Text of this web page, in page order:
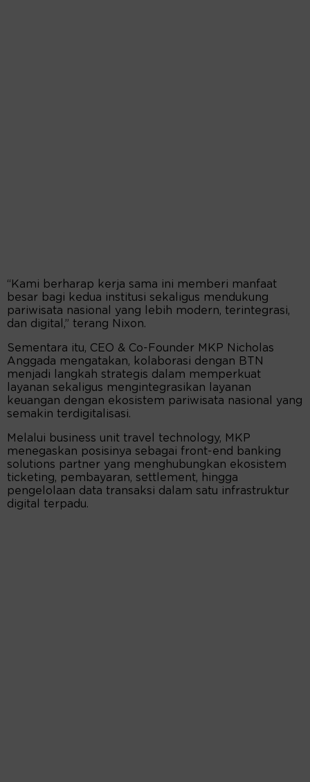
“Kami berharap kerja sama ini memberi manfaat
besar bagi kedua institusi sekaligus mendukung
pariwisata nasional yang lebih modern, terintegrasi,
dan digital,” terang Nixon.
Sementara itu, CEO & Co-Founder MKP Nicholas
Anggada mengatakan, kolaborasi dengan BTN
menjadi langkah strategis dalam memperkuat
layanan sekaligus mengintegrasikan layanan
keuangan dengan ekosistem pariwisata nasional yang
semakin terdigitalisasi.
Melalui business unit travel technology, MKP
menegaskan posisinya sebagai front-end banking
solutions partner yang menghubungkan ekosistem
ticketing, pembayaran, settlement, hingga
pengelolaan data transaksi dalam satu infrastruktur
digital terpadu.